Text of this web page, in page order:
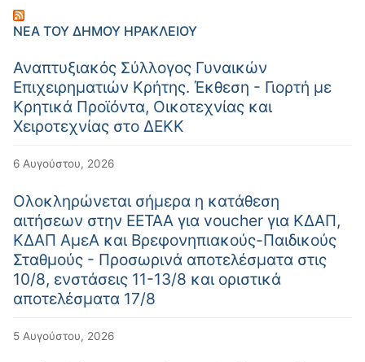
ΝΈΑ ΤΟΥ ΔΉΜΟΥ ΗΡΑΚΛΕΊΟΥ
Αναπτυξιακός Σύλλογος Γυναικών
Επιχειρηματιών Κρήτης. Έκθεση - Γιορτή με
Κρητικά Προϊόντα, Οικοτεχνίας και
Χειροτεχνίας στο ΔΕΚΚ
6 Αυγούστου, 2026
Ολοκληρώνεται σήμερα η κατάθεση
αιτήσεων στην ΕΕΤΑΑ για voucher για ΚΔΑΠ,
ΚΔΑΠ ΑμεΑ και Βρεφονηπιακούς-Παιδικούς
Σταθμούς - Προσωρινά αποτελέσματα στις
10/8, ενστάσεις 11-13/8 και οριστικά
αποτελέσματα 17/8
5 Αυγούστου, 2026